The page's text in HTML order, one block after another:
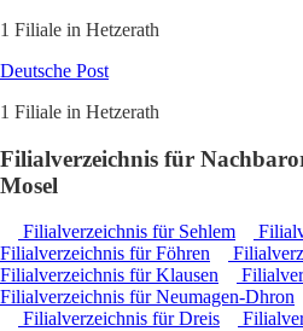
1 Filiale in Hetzerath
Deutsche Post
1 Filiale in Hetzerath
Filialverzeichnis für
Mosel
Filialverzeichnis für Sehlem
Filialverzeichnis für Föhren
Filialverzeichnis für Klausen
Filialverzeichnis für Neumagen-Dhron
Filialverzeichnis für Dreis